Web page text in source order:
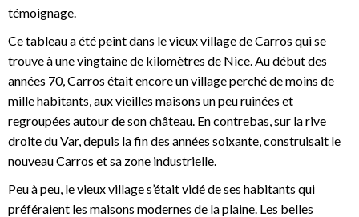
témoignage.
Ce tableau a été peint dans le vieux village de Carros qui se
trouve à une vingtaine de kilomètres de Nice. Au début des
années 70, Carros était encore un village perché de moins de
mille habitants, aux vieilles maisons un peu ruinées et
regroupées autour de son château. En contrebas, sur la rive
droite du Var, depuis la fin des années soixante, construisait le
nouveau Carros et sa zone industrielle.
Peu à peu, le vieux village s’était vidé de ses habitants qui
préféraient les maisons modernes de la plaine. Les belles